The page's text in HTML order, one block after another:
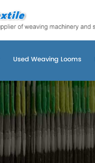
Used Weaving Looms